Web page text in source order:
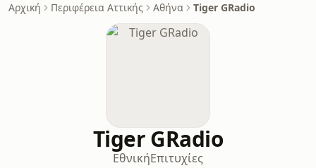
Αρχική Περιφέρεια Αττικής Αθήνα Tiger GRadio
Tiger GRadio
ΕθνικήΕπιτυχίες